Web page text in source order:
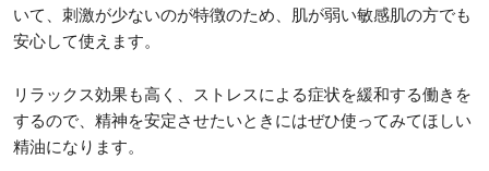
いて、刺激が少ないのが特徴のため、肌が弱い敏感肌の方でも
安心して使えます。
リラックス効果も高く、ストレスによる症状を緩和する働きを
するので、精神を安定させたいときにはぜひ使ってみてほしい
精油になります。